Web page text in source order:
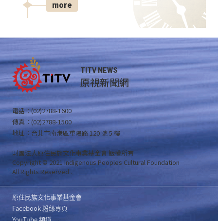
more
TITV NEWS
原視新聞網
電話：(02)2788-1600
傳真：(02)2788-1500
地址：台北市南港區重陽路 120 號 5 樓
財團法人原住民族文化事業基金會 版權所有
Copyright © 2021 Indigenous Peoples Cultural Foundation
All Rights Reserved .
原住民族文化事業基金會
Facebook 粉絲專頁